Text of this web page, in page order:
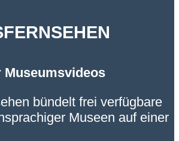
Museumsvideos
bündelt frei verfügbare
Museen auf einer